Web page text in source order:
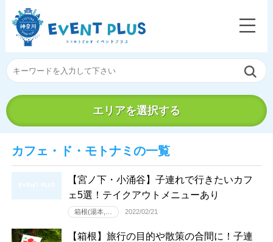
エリアを選択する
カフェ・ド・モトナミの一覧
【宮ノ下・小涌谷】子連れで行きたいカフ
ェ5選！テイクアウトメニューあり
箱根(湯本,… 2022/02/21
【箱根】旅行の目的や散策の合間に！子連